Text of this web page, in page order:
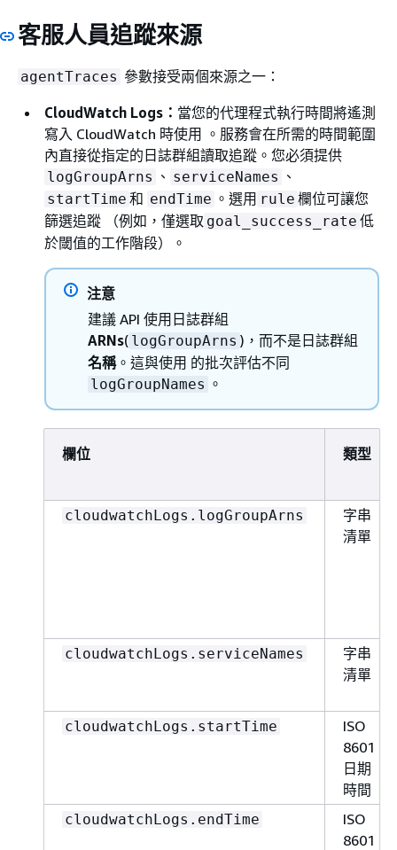
客服人員追蹤來源
agentTraces 參數接受兩個來源之一：
CloudWatch Logs： 當您的代理程式執行時間將遙測
寫入 CloudWatch 時使用 。服務會在所需的時間範圍
內直接從指定的日誌群組讀取追蹤。您必須提供
logGroupArns 、 serviceNames 、
startTime 和 endTime 。選用 rule 欄位可讓您
篩選追蹤 （例如，僅選取 goal_success_rate 低
於閾值的工作階段）。
注意
建議 API 使用日誌群組
ARNs( logGroupArns )，而不是日誌群組
名稱。這與使用 的批次評估不同
logGroupNames 。
欄位 類型
cloudwatchLogs.logGroupArns
字串
清單
cloudwatchLogs.serviceNames
字串
清單
cloudwatchLogs.startTime
ISO
8601
日期
時間
cloudwatchLogs.endTime
ISO
8601